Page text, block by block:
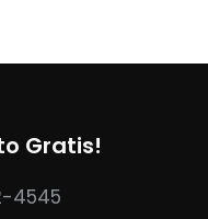
Gratis!
4545